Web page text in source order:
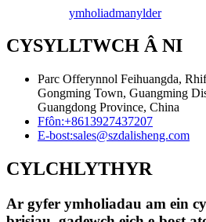
ymholiadmanylder
CYSYLLTWCH Â NI
Parc Offerynnol Feihuangda,
Gongming Town, Guangming
Guangdong Province, China
Ffôn:+8613927437207
E-bost:sales@szdalisheng.com
CYLCHLYTHYR
Ar gyfer ymholiadau am ein